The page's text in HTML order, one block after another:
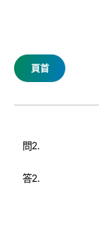
頁首
問2.
答2.